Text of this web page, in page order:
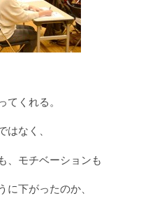
てくれる。
はなく、
、モチベーションも
に下がったのか、